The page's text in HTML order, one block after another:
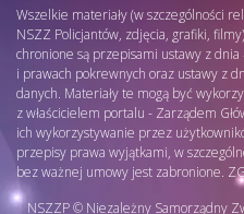
Wszelkie materiały (w szczególności
NSZZ Policjantów, zdjęcia, grafiki,
chronione są przepisami ustawy z
i prawach pokrewnych oraz ustawy z
danych. Materiały te mogą być
z właścicielem portalu - Zarządem
ich wykorzystywanie przez
przepisy prawa wyjątkami, w
bez ważnej umowy jest zabronione.
NSZZP © Niezależny Samorządny